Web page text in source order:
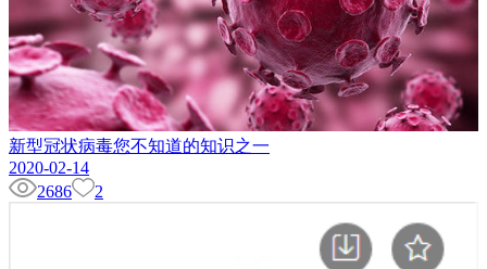
新型冠状病毒您不知道的知识之一
2020-02-14
2686
2